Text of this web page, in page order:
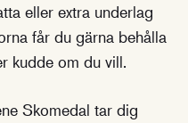
eller extra underlag
får du gärna behålla
kudde om du vill.
Skomedal tar dig